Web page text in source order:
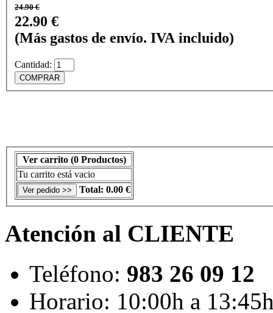
24.90 €
22.90 €
(Más gastos de envío. IVA incluido)
Cantidad:
Ver carrito(0 Productos)
Tu carrito está vacio
Total: 0.00 €
Atención al CLIENTE
Teléfono: 983 26 09 12
Horario: 10:00h a